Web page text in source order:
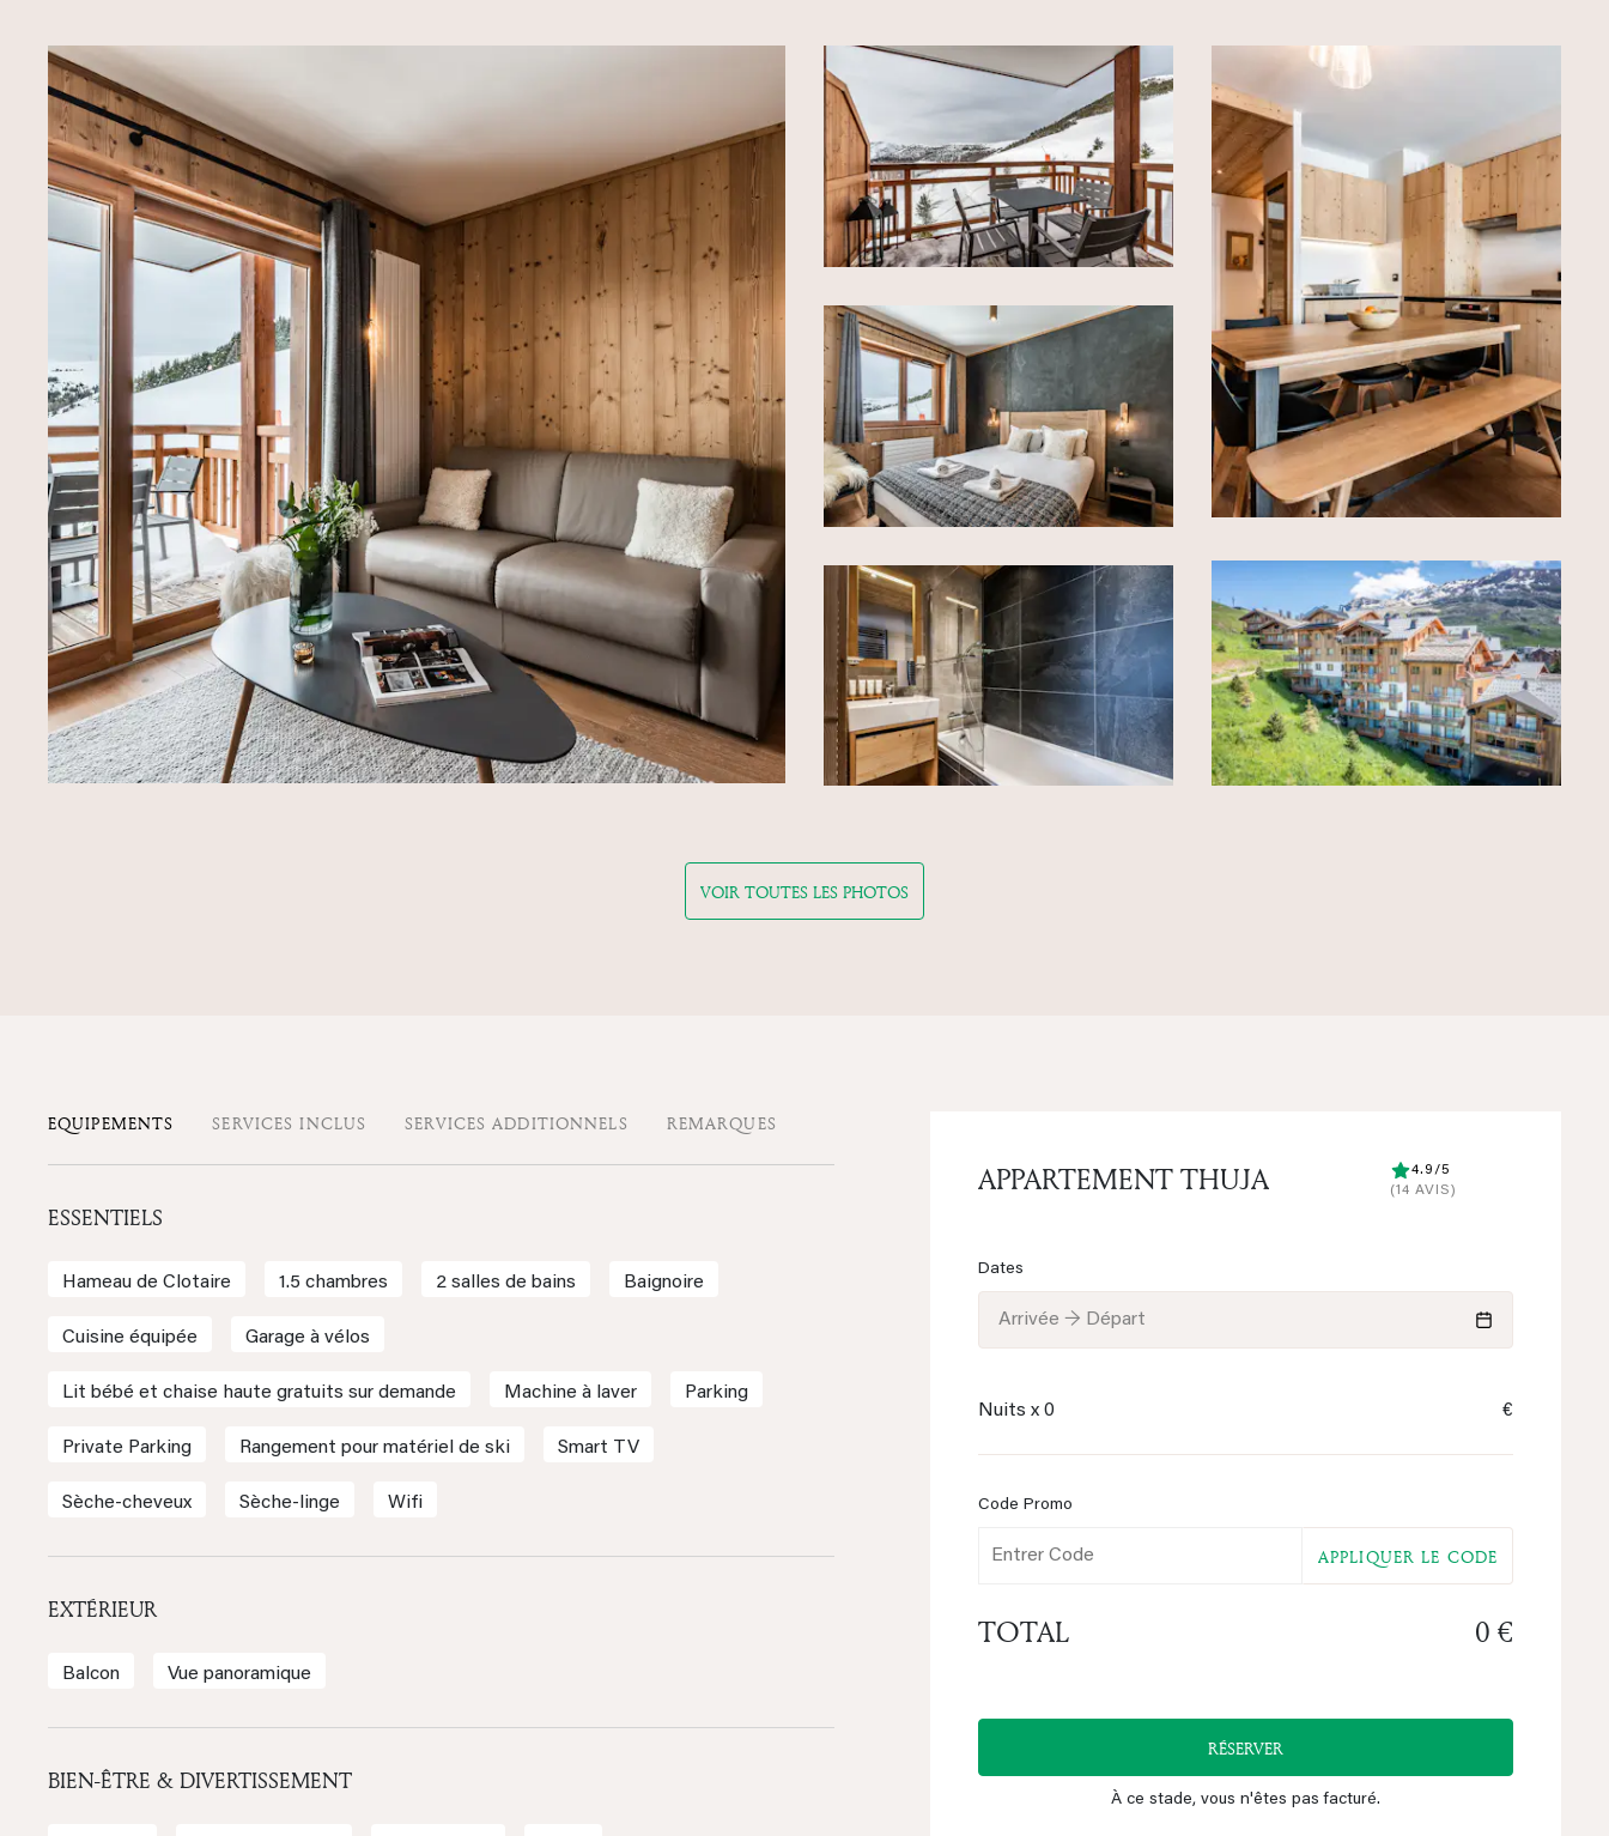
VOIR TOUTES LES PHOTOS
EQUIPEMENTS SERVICES INCLUS SERVICES ADDITIONNELS REMARQUES
ESSENTIELS
Hameau de Clotaire 1.5 chambres 2 salles de bains Baignoire
Cuisine équipée Garage à vélos
Lit bébé et chaise haute gratuits sur demande Machine à laver Parking
Private Parking Rangement pour matériel de ski Smart TV
Sèche-cheveux Sèche-linge Wifi
EXTÉRIEUR
Balcon Vue panoramique
BIEN-ÊTRE & DIVERTISSEMENT
APPARTEMENT THUJA
4.9/5
(14 AVIS)
Dates
Arrivée → Départ
Nuits x0 €
Code Promo
APPLIQUER LE CODE
TOTAL 0 €
RÉSERVER
À ce stade, vous n'êtes pas facturé.